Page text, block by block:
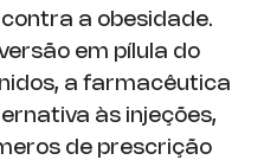
a obesidade.
em pílula do
a farmacêutica
às injeções,
de prescrição